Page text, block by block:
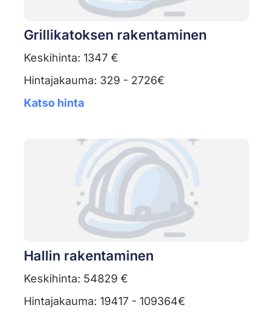
Grillikatoksen rakentaminen
Keskihinta: 1347 €
Hintajakauma: 329 - 2726€
Katso hinta
Hallin rakentaminen
Keskihinta: 54829 €
Hintajakauma: 19417 - 109364€